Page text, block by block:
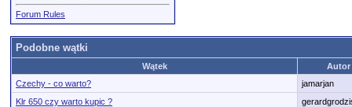
Forum Rules
Podobne wątki
Wątek
Autor
Czechy - co warto?
jamarjan
Klr 650 czy warto kupic ?